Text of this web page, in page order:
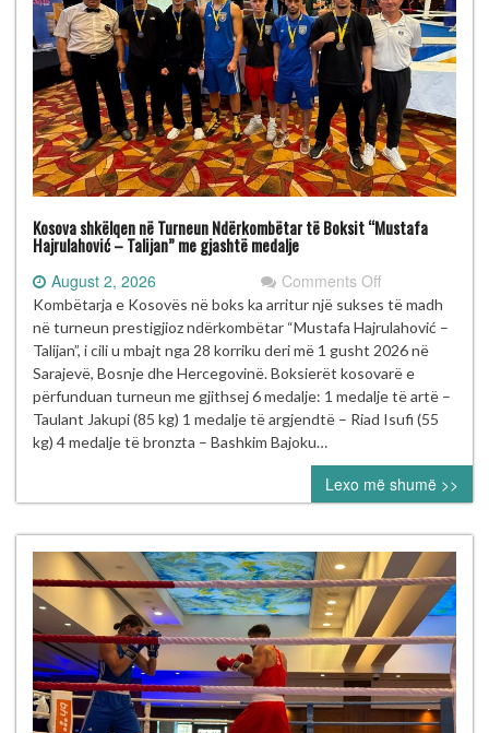
Kosova shkëlqen në Turneun Ndërkombëtar të Boksit “Mustafa
Hajrulahović – Talijan” me gjashtë medalje
August 2, 2026 Comments Offon
Kosova
shkëlqen
në
Turneun
Ndërkombëtar
të
“Mustafa
Hajrulahović
–
Talijan”
me
gjashtë
medalje
Kombëtarja e Kosovës në boks ka arritur një sukses të madh
në turneun prestigjioz ndërkombëtar “Mustafa Hajrulahović –
Talijan”, i cili u mbajt nga 28 korriku deri më 1 gusht 2026 në
Sarajevë, Bosnje dhe Hercegovinë. Boksierët kosovarë e
përfunduan turneun me gjithsej 6 medalje: 1 medalje të artë –
Taulant Jakupi (85 kg) 1 medalje të argjendtë – Riad Isufi (55
kg) 4 medalje të bronzta – Bashkim Bajoku…
Lexo më shumë >>